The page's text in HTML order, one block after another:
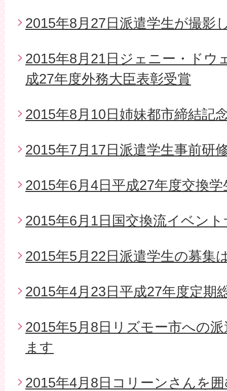
2015年8月27日派遣学生が撮影
2015年8月21日ジェニー・ドウ
成27年度外務大臣表彰受賞
2015年8月10日姉妹都市締結記
2015年7月17日派遣学生事前研
2015年6月4日平成27年度交換
2015年6月1日国交換流イベン
2015年5月22日派遣学生の募集
2015年4月23日平成27年度定期
2015年5月8日リズモー市への
ます
2015年4月8日コリーンさんを